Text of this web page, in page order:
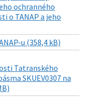
ochranného
o TANAP a jeho
u (358,4 kB)
Tatranského
SKUEV0307 na